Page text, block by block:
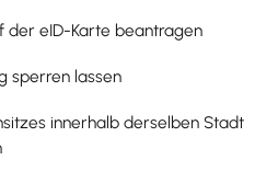
der eID-Karte beantragen
sperren lassen
innerhalb derselben Stadt